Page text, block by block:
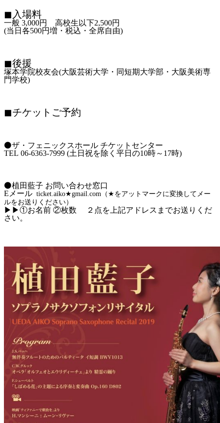
◼入場料
一般 3,000円 高校生以下2,500円
(当日各500円増・税込・全席自由)
◼後援
塚本学院校友会(大阪芸術大学・同短期大学部・大阪美術専
門学校)
◼チケットご予約
⚫ザ・フェニックスホール チケットセンター
TEL 06-6363-7999 (土日祝を除く平日の10時～17時)
⚫植田藍子 お問い合わせ窓口
Eメール ticket.aiko★gmail.com（★をアットマークに変換してメー
ルをお送りください）
▶▶①お名前 ②枚数 ２点を上記アドレスまでお送りくだ
さい。